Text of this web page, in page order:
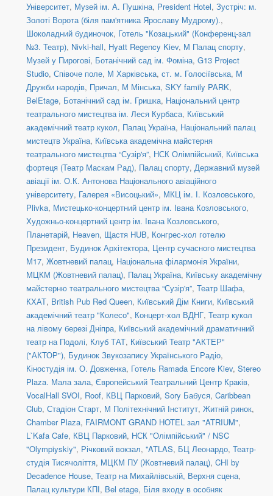
Університет, Музей ім. А. Пушкіна, President Hotel, Зустріч: м.
Золоті Ворота (біля пам'ятника Ярославу Мудрому).,
Шоколадний будиночок, Готель "Козацький" (Конференц-зал
№3. Театр), Nivki-hall, Hyatt Regency Kiev, М Палац спорту,
Музей у Пирогові, Ботанічний сад ім. Фоміна, G13 Project
Studio, Співоче поле, М Харківська, ст. м. Голосіївська, М
Дружби народів, Причал, М Мінська, SKY family PARK,
BelEtage, Ботанічний сад ім. Гришка, Національний центр
театрального мистецтва ім. Леся Курбаса, Київський
академічний театр кукол, Палац Україна, Національний палац
мистецтв Україна, Київська академічна майстерня
театрального мистецтва “Сузір'я”, НСК Олімпійський, Київська
фортеця (Театр Маскам Рад), Палац спорту, Державний музей
авіації ім. О.К. Антонова Національного авіаційного
університету, Галерея «Висоцький», МКЦ ім. І. Козловського,
Plivka, Мистецько-концертний центр ім. Івана Козловського,
Художньо-концертний центр ім. Івана Козловського,
Планетарій, Heaven, Щастя HUB, Конгрес-хол готелю
Президент, Будинок Архітектора, Центр сучасного мистецтва
М17, Жовтневий палац, Національна філармонія України,
МЦКМ (Жовтневий палац), Палац Україна, Київську академічну
майстерню театрального мистецтва “Сузір'я”, Театр Шафа,
КХАТ, British Pub Red Queen, Київський Дім Книги, Київський
академічний театр "Колесо", Концерт-хол ВДНГ, Театр кукол
на лівому березі Дніпра, Київський академічний драматичний
театр на Подолі, Клуб ТАТ, Київський Театр "АКТЕР"
("АКТОР"), Будинок Звукозапису Українського Радіо,
Кіностудія ім. О. Довженка, Готель Ramada Encore Kiev, Stereo
Plaza. Мала зала, Європейський Театральний Центр Краків,
VocalHall SVOI, Roof, КВЦ Парковий, Sory Бабуся, Caribbean
Club, Стадіон Старт, М Політехнічний Інститут, Житній ринок,
Chamber Plaza, FAIRMONT GRAND HOTEL зал "ATRIUM",
L`Kafa Cafe, КВЦ Парковий, НСК "Олімпійський" / NSC
"Olympiyskiy", Річковий вокзал, ''ATLAS, БЦ Леонардо, Театр-
студія Тисячоліття, МЦКМ ПУ (Жовтневий палац), CHI by
Decadence House, Театр на Михайлівській, Верхня сцена,
Палац культури КПІ, Bel etage, Біля входу в особняк